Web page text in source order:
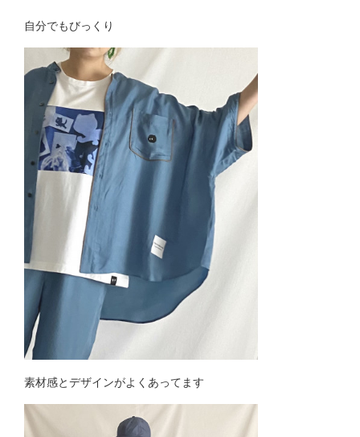
自分でもびっくり
素材感とデザインがよくあってます